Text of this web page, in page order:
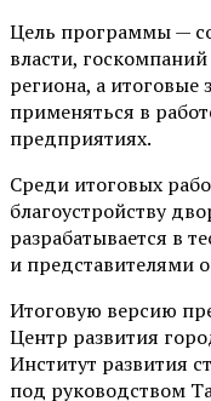
Цель программы —
власти,
региона, а итоговые
применяться в
предприятиях.
Среди итоговых
благоустройству
разрабатывается в
и представителями
Итоговую версию
Центр развития
Институт развития
под руководством